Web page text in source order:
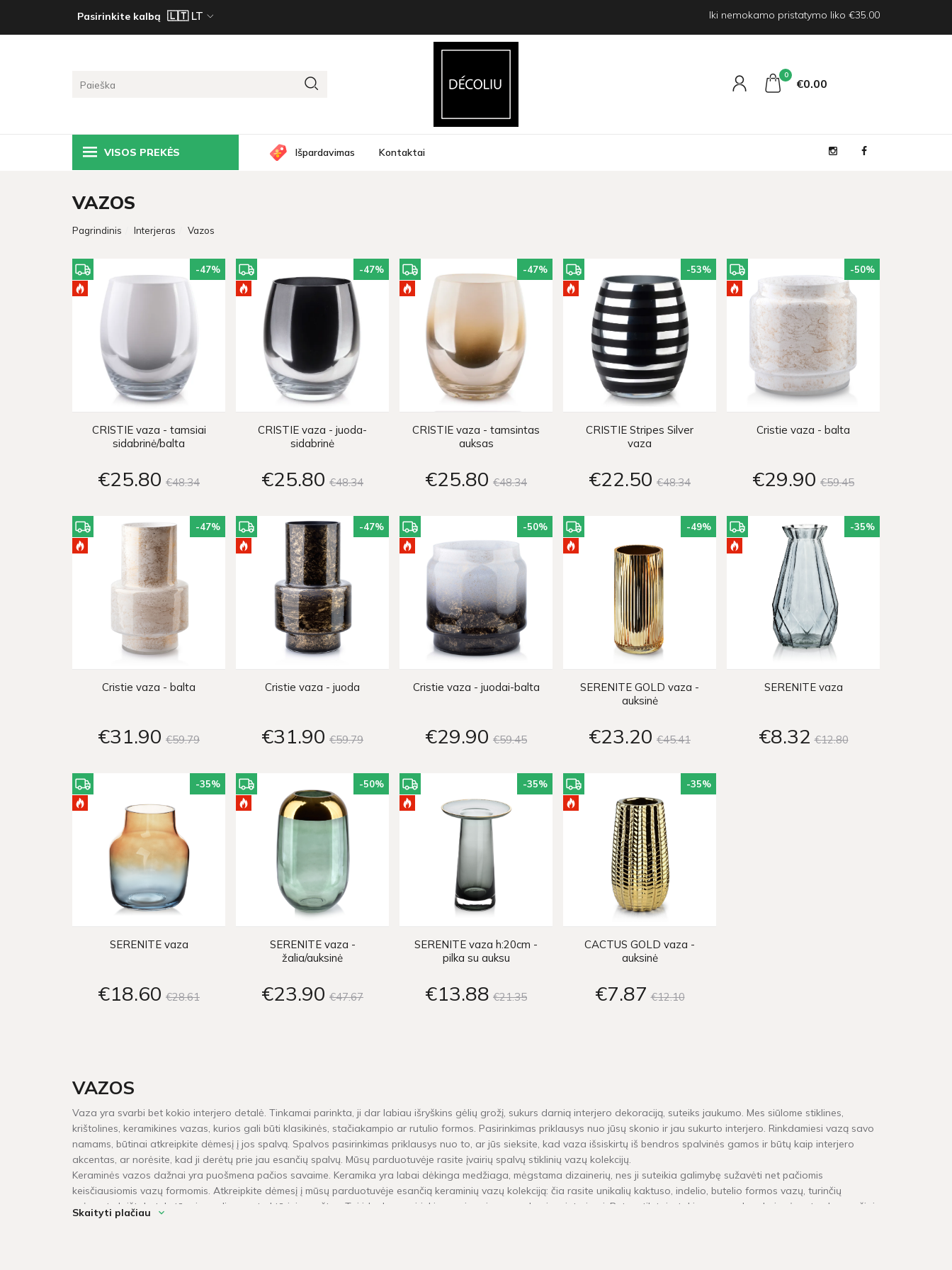
Pasirinkite kalbą Iki nemokamo pristatymo liko €35.00
0
€0 00
VISOS PREKĖS Išpardavimas Kontaktai
VAZOS
Pagrindinis Interjeras Vazos
-47%
CRISTIE vaza - tamsiai
sidabrinė/balta
€25 80 €4834
-47%
CRISTIE vaza - juoda-
sidabrinė
€25 80 €4834
-47%
CRISTIE vaza - tamsintas
auksas
€25 80 €4834
-53%
CRISTIE Stripes Silver
vaza
€22 50 €4834
-50%
Cristie vaza - balta
€29 90 €5945
-47%
Cristie vaza - balta
€31 90 €5979
-47%
Cristie vaza - juoda
€31 90 €5979
-50%
Cristie vaza - juodai-balta
€29 90 €5945
-49%
SERENITE GOLD vaza -
auksinė
€23 20 €4541
-35%
SERENITE vaza
€8 32 €1280
-35%
SERENITE vaza
€18 60 €2861
-50%
SERENITE vaza -
žalia/auksinė
€23 90 €4767
-35%
SERENITE vaza h:20cm -
pilka su auksu
€13 88 €2135
-35%
CACTUS GOLD vaza -
auksinė
€7 87 €1210
VAZOS
Vaza yra svarbi bet kokio interjero detalė. Tinkamai parinkta, ji dar labiau išryškins gėlių grožį, sukurs darnią interjero dekoraciją, suteiks jaukumo. Mes siūlome stiklines,
krištolines, keramikines vazas, kurios gali būti klasikinės, stačiakampio ar rutulio formos. Pasirinkimas priklausys nuo jūsų skonio ir jau sukurto interjero. Rinkdamiesi vazą savo
namams, būtinai atkreipkite dėmesį į jos spalvą. Spalvos pasirinkimas priklausys nuo to, ar jūs sieksite, kad vaza išsiskirtų iš bendros spalvinės gamos ir būtų kaip interjero
akcentas, ar norėsite, kad ji derėtų prie jau esančių spalvų. Mūsų parduotuvėje rasite įvairių spalvų stiklinių vazų kolekcijų.
Keraminės vazos dažnai yra puošmena pačios savaime. Keramika yra labai dėkinga medžiaga, mėgstama dizainerių, nes ji suteikia galimybę sužavėti net pačiomis
keisčiausiomis vazų formomis. Atkreipkite dėmesį į mūsų parduotuvėje esančią keraminių vazų kolekciją: čia rasite unikalių kaktuso, indelio, butelio formos vazų, turinčių
neįprastą krištolo tekstūrą ir madingus struktūrinius raštus. Tai idealus pasirinkimas, visų pirma, moderniam interjerui. Bet ne tik tai - tokios vazos, be abejonės, atrodys gražiai
erdvėse, išdėstytose minimalistiniu skandinavišku stiliumi.
Skaityti plačiau